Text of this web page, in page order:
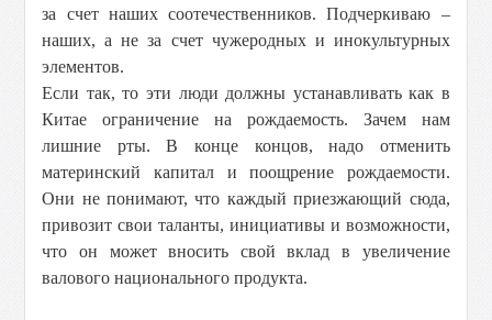
за счет наших соотечественников. Подчеркиваю –
наших, а не за счет чужеродных и инокультурных
элементов.
Если так, то эти люди должны устанавливать как в
Китае ограничение на рождаемость. Зачем нам
лишние рты. В конце концов, надо отменить
материнский капитал и поощрение рождаемости.
Они не понимают, что каждый приезжающий сюда,
привозит свои таланты, инициативы и возможности,
что он может вносить свой вклад в увеличение
валового национального продукта.